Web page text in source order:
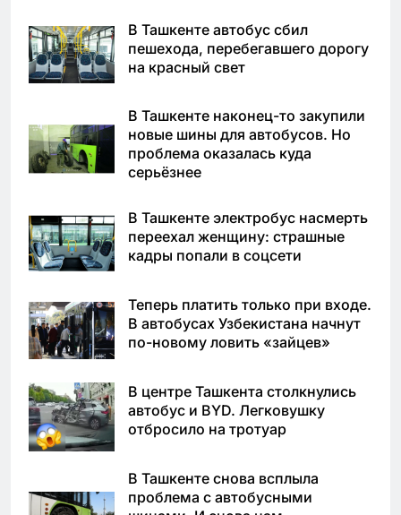
В Ташкенте автобус сбил
пешехода, перебегавшего дорогу
на красный свет
В Ташкенте наконец-то закупили
новые шины для автобусов. Но
проблема оказалась куда
серьёзнее
В Ташкенте электробус насмерть
переехал женщину: страшные
кадры попали в соцсети
Теперь платить только при входе.
В автобусах Узбекистана начнут
по-новому ловить «зайцев»
В центре Ташкента столкнулись
автобус и BYD. Легковушку
отбросило на тротуар
В Ташкенте снова всплыла
проблема с автобусными